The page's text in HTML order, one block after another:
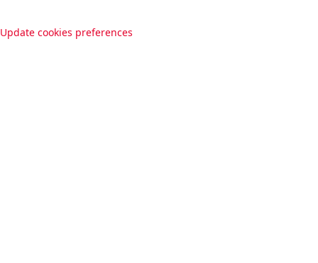
Update cookies preferences